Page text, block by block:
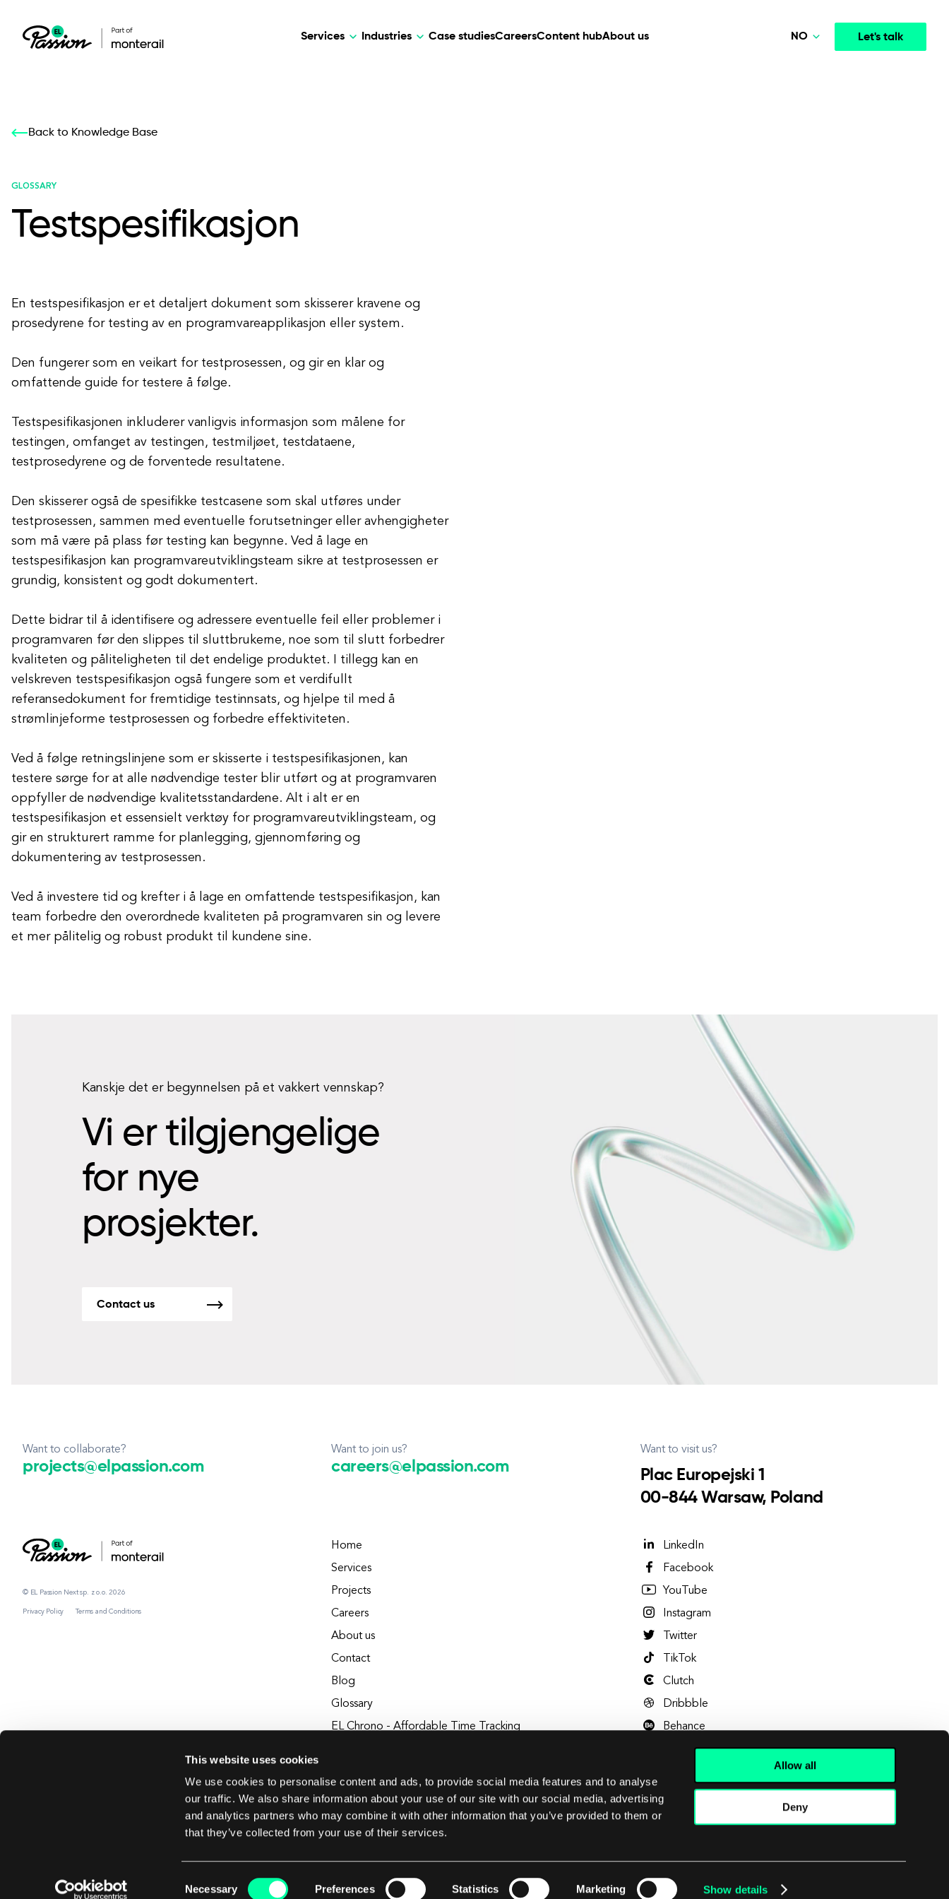
This website uses cookies
We use cookies to personalise content and ads, to provide social media features and to analyse
our traffic. We also share information about your use of our site with our social media, advertising
and analytics partners who may combine it with other information that you’ve provided to them or
that they’ve collected from your use of their services.
Necessary Preferences Statistics Marketing Show details
Allow all
Deny
Services
Our services: build,
All services
Industries
Our services: build,
Case studiesCareersContent hubAbout us Let's talk
NO
Back to Knowledge Base
GLOSSARY
Testspesifikasjon
En testspesifikasjon er et detaljert dokument som skisserer kravene og
prosedyrene for testing av en programvareapplikasjon eller system.
Den fungerer som en veikart for testprosessen, og gir en klar og
omfattende guide for testere å følge.
Testspesifikasjonen inkluderer vanligvis informasjon som målene for
testingen, omfanget av testingen, testmiljøet, testdataene,
testprosedyrene og de forventede resultatene.
Den skisserer også de spesifikke testcasene som skal utføres under
testprosessen, sammen med eventuelle forutsetninger eller avhengigheter
som må være på plass før testing kan begynne. Ved å lage en
testspesifikasjon kan programvareutviklingsteam sikre at testprosessen er
grundig, konsistent og godt dokumentert.
Dette bidrar til å identifisere og adressere eventuelle feil eller problemer i
programvaren før den slippes til sluttbrukerne, noe som til slutt forbedrer
kvaliteten og påliteligheten til det endelige produktet. I tillegg kan en
velskreven testspesifikasjon også fungere som et verdifullt
referansedokument for fremtidige testinnsats, og hjelpe til med å
strømlinjeforme testprosessen og forbedre effektiviteten.
Ved å følge retningslinjene som er skisserte i testspesifikasjonen, kan
testere sørge for at alle nødvendige tester blir utført og at programvaren
oppfyller de nødvendige kvalitetsstandardene. Alt i alt er en
testspesifikasjon et essensielt verktøy for programvareutviklingsteam, og
gir en strukturert ramme for planlegging, gjennomføring og
dokumentering av testprosessen.
Ved å investere tid og krefter i å lage en omfattende testspesifikasjon, kan
team forbedre den overordnede kvaliteten på programvaren sin og levere
et mer pålitelig og robust produkt til kundene sine.
Kanskje det er begynnelsen på et vakkert vennskap?
Vi er tilgjengelige
for nye
prosjekter.
Contact us
Want to collaborate?
projects@elpassion.com
Want to join us?
careers@elpassion.com
Want to visit us?
Plac Europejski 1
00-844 Warsaw, Poland
© EL Passion Next sp. z o.o. 2026
Privacy Policy Terms and Conditions
Home
Services
Projects
Careers
About us
Contact
Blog
Glossary
EL Chrono - Affordable Time Tracking
LinkedIn
Facebook
YouTube
Instagram
Twitter
TikTok
Clutch
Dribbble
Behance